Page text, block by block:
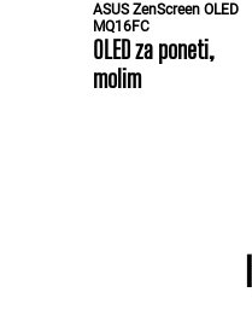
ASUS ZenScreen OLED
MQ16FC
OLED za poneti,
molim